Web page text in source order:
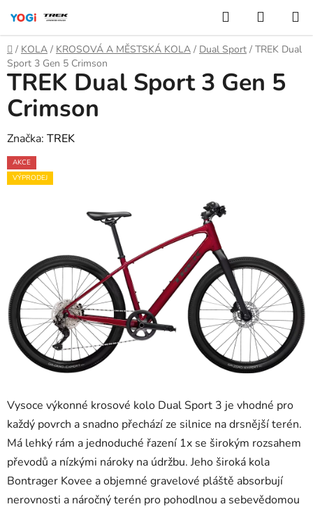
obsah
Hledat
KOŠÍK
Domů
/ KOLA / KROSOVÁ A MĚSTSKÁ KOLA / Dual Sport / TREK Dual
Sport 3 Gen 5 Crimson
Vysoce výkonné krosové kolo Dual Sport 3 je vhodné pro
každý povrch a snadno přechází ze silnice na drsnější terén.
Má lehký rám a jednoduché řazení 1x se širokým rozsahem
převodů a nízkými nároky na údržbu. Jeho široká kola
Bontrager Kovee a objemné gravelové pláště absorbují
nerovnosti a náročný terén pro pohodlnou a sebevědomou
TREK Dual Sport 3 Gen 5
Crimson
Značka: TREK
AKCE
VÝPRODEJ